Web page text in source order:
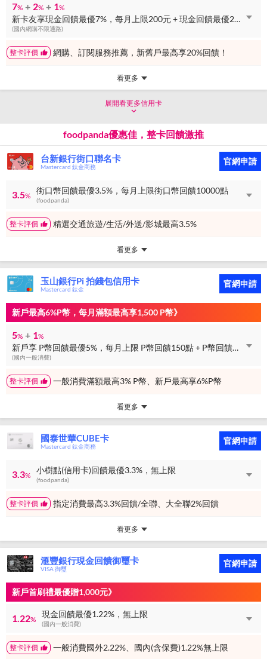
7% + 2% + 1%
新卡友享現金回饋最優7%，每月上限200元 + 現金回饋最優2%，每月上限150元 + 現金回饋最優1%，無上限
(國內網購不限通路)
整卡評價 網購、訂閱服務推薦，新舊戶最高享20%回饋！
看更多
展開看更多信用卡
foodpanda優惠佳，整卡回饋激推
台新銀行街口聯名卡
Mastercard 鈦金商務
官網申請
3.5%
街口幣回饋最優3.5%，每月上限街口幣回饋10000點
(foodpanda)
整卡評價 精選交通旅遊/生活/外送/影城最高3.5%
看更多
玉山銀行Pi 拍錢包信用卡
Mastercard 鈦金
官網申請
新戶最高6%P幣，每月滿額最高享1,500 P幣》
5% + 1%
新戶享 P幣回饋最優5%，每月上限 P幣回饋150點 + P幣回饋最優1%，無上限
(國內一般消費)
整卡評價 一般消費滿額最高3% P幣、新戶最高享6%P幣
看更多
國泰世華CUBE卡
Mastercard 鈦金商務
官網申請
3.3%
小樹點(信用卡)回饋最優3.3%，無上限
(foodpanda)
整卡評價 指定消費最高3.3%回饋/全聯、大全聯2%回饋
看更多
滙豐銀行現金回饋御璽卡
VISA 御璽
官網申請
新戶首刷禮最優贈1,000元》
1.22%
現金回饋最優1.22%，無上限
(國內一般消費)
整卡評價 一般消費國外2.22%、國內(含保費)1.22%無上限